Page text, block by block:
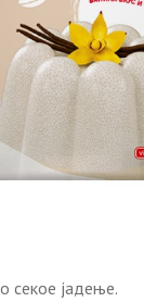
секое јадење.